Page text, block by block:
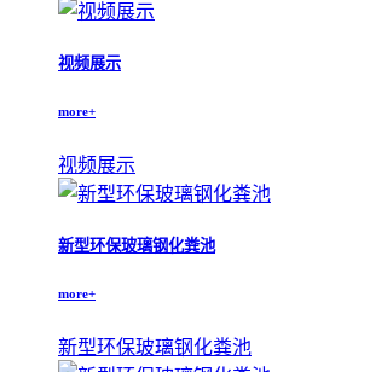
视频展示
more+
视频展示
新型环保玻璃钢化粪池
more+
新型环保玻璃钢化粪池